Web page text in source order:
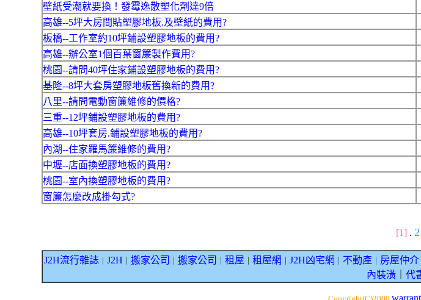
壁紙受潮就要換！發霉逸散塑化劑達9倍
高雄--5坪大房間貼塑膠地板.及壁紙的費用?
板橋--工作室約10坪鋪設塑膠地板的費用?
高雄--辦公室1個百葉窗簾製作費用?
桃園--請問40坪住家鋪設塑膠地板的費用?
基隆--8坪大套房塑膠地板舊換新的費用?
八里--請問電動窗簾維修的價格?
三重--12坪鋪設塑膠地板的費用?
高雄--10坪套房.鋪設塑膠地板的費用?
內湖--住家羅馬簾維修的費用?
中壢--店面換塑膠地板的費用?
桃園--室內換塑膠地板的費用?
窗簾怎麼改成掛勾式?
[1] . 2
J2H流行雜誌｜ J2H 搬家公司 搬家公司 租屋 租屋網 J2H凶宅網 不動產｜ 房屋仲介
內裝潢
代